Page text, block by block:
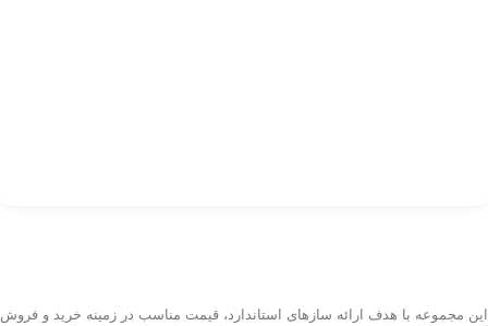
این مجموعه با هدف ارائه سازهای استاندارد، قیمت مناسب در زمینه خرید و فروش